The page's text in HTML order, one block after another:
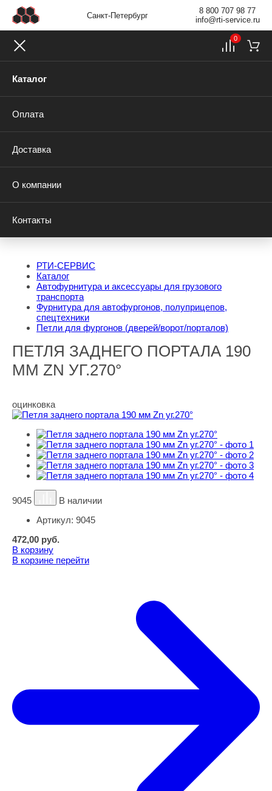
Санкт-Петербург
8 800 707 98 77
info@rti-service.ru
Каталог
Оплата
Доставка
О компании
Контакты
0
РТИ-СЕРВИС
Каталог
Автофурнитура и аксессуары для грузового
транспорта
Фурнитура для автофургонов, полуприцепов,
спецтехники
Петли для фургонов (дверей/ворот/порталов)
ПЕТЛЯ ЗАДНЕГО ПОРТАЛА 190
ММ ZN УГ.270°
оцинковка
9045
В наличии
Артикул: 9045
472,00 руб.
В корзину
В корзине перейти